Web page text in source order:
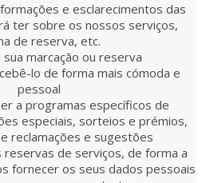
e esclarecimentos das
ter sobre os nossos serviços,
de reserva, etc.
marcação ou reserva
lo de forma mais cómoda e
pessoal
a programas específicos de
especiais, sorteios e prémios,
reclamações e sugestões
reservas de serviços, de forma a
fornecer os seus dados pessoais